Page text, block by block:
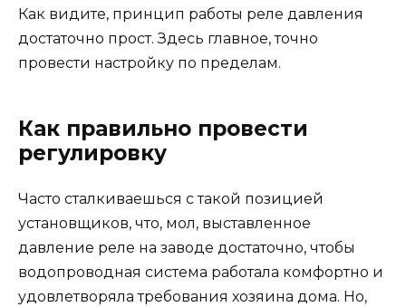
Как видите, принцип работы реле давления
достаточно прост. Здесь главное, точно
провести настройку по пределам.
Как правильно провести
регулировку
Часто сталкиваешься с такой позицией
установщиков, что, мол, выставленное
давление реле на заводе достаточно, чтобы
водопроводная система работала комфортно и
удовлетворяла требования хозяина дома. Но,